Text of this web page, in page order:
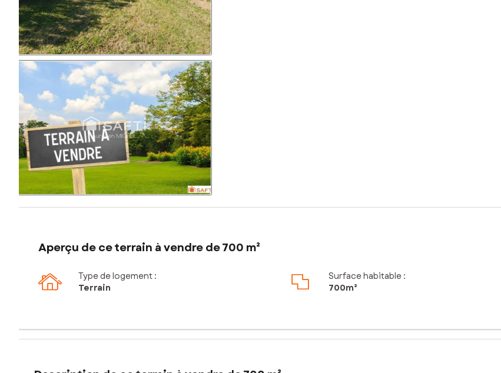
Aperçu de ce terrain à vendre de 700 m²
Type de logement :
Terrain
Surface habitable :
700m²